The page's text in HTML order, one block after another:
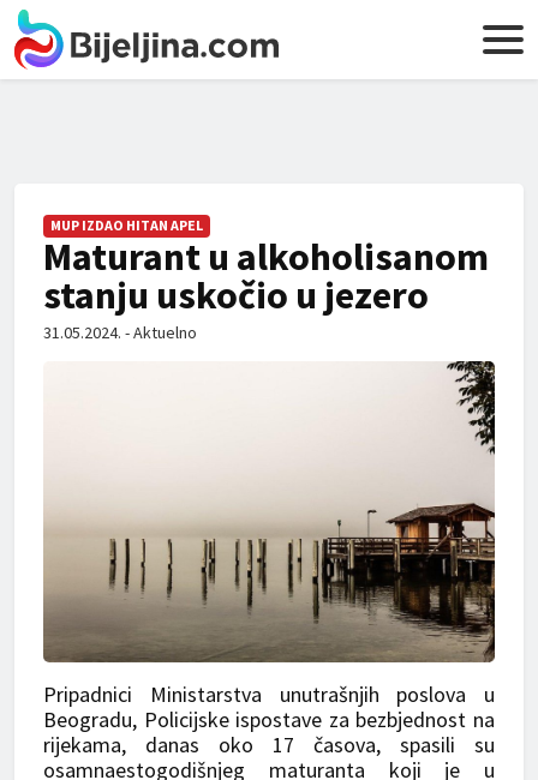
MUP IZDAO HITAN APEL
Maturant u alkoholisanom
stanju uskočio u jezero
31.05.2024. - Aktuelno
Pripadnici Ministarstva unutrašnjih poslova u
Beogradu, Policijske ispostave za bezbjednost na
rijekama, danas oko 17 časova, spasili su
osamnaestogodišnjeg maturanta koji je u